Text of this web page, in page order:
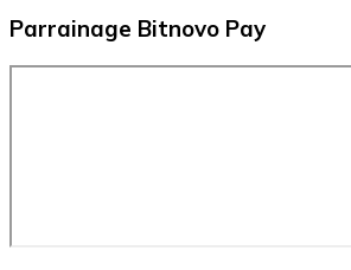
Distributeurs automatiques Bitnovo
Parrainage Bitnovo Pay